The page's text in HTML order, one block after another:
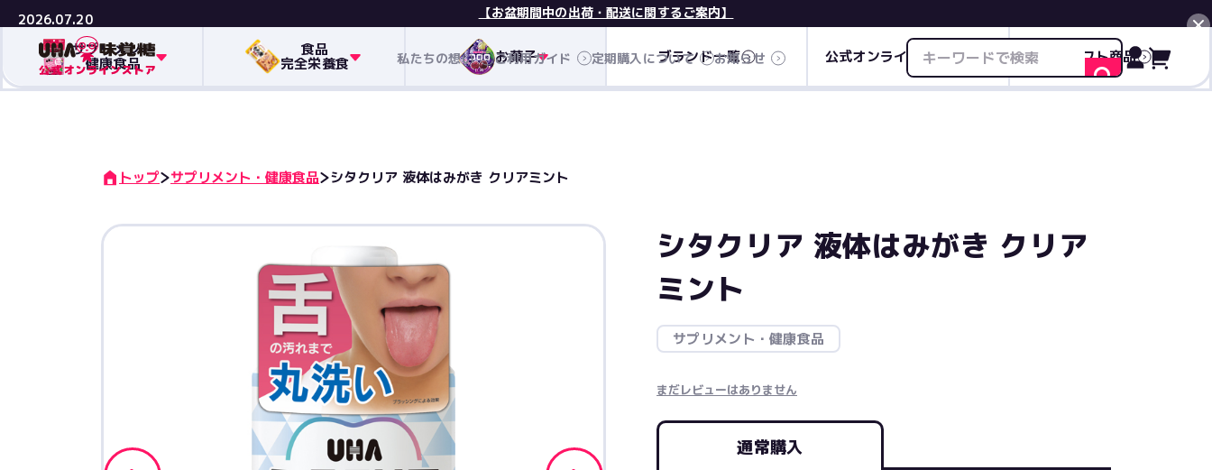
2026.07.20 【お盆期間中の出荷・配送に関するご案内】
私たちの想い ご利用ガイド 定期購入について お知らせ
サプリメント
健康食品
食品
完全栄養食 お菓子 ブランド一覧 公式オンライン限定商品 ギフト商品
閉じる
トップ サプリメント・健康食品 シタクリア 液体はみがき クリアミント
シタクリア 液体はみがき クリア
ミント
サプリメント・健康食品
まだレビューはありません
通常購入